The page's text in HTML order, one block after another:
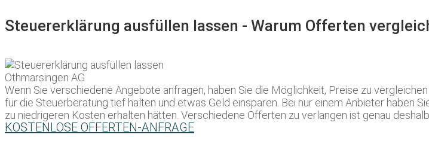
Steuererklärung ausfüllen lassen - Warum Offerten
Wenn Sie verschiedene Angebote anfragen, haben Sie die Möglichkeit, Preise zu
für die Steuerberatung tief halten und etwas Geld einsparen. Bei nur einem Anbieter haben
zu niedrigeren Kosten erhalten hätten. Verschiedene Offerten zu verlangen ist genau
KOSTENLOSE OFFERTEN-ANFRAGE